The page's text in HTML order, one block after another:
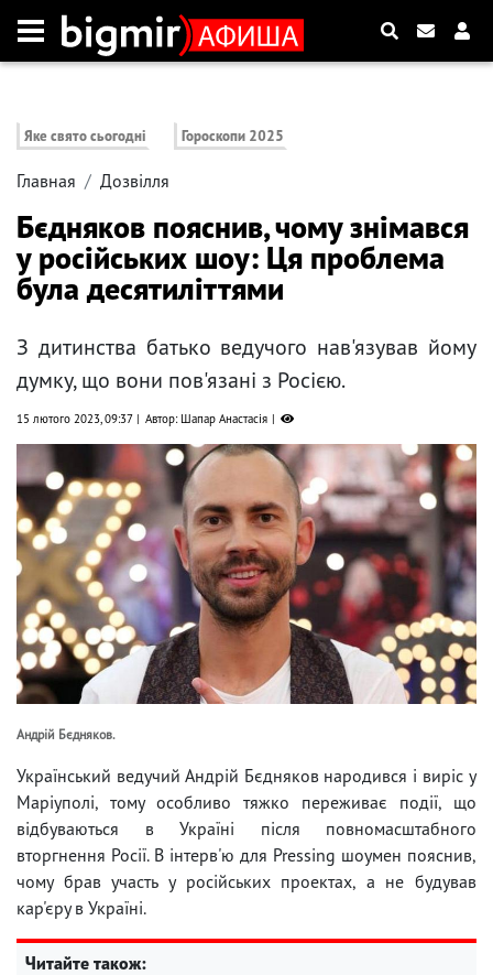
Яке свято сьогодні Гороскопи 2025
Главная Дозвілля
Бєдняков пояснив, чому знімався
у російських шоу: Ця проблема
була десятиліттями
З дитинства батько ведучого нав'язував йому
думку, що вони пов'язані з Росією.
15 лютого 2023, 09:37 Автор: Шапар Анастасія
Андрій Бєдняков.
Український ведучий Андрій Бєдняков народився і виріс у
Маріуполі, тому особливо тяжко переживає події, що
відбуваються в Україні після повномасштабного
вторгнення Росії. В інтерв'ю для Pressing шоумен пояснив,
чому брав участь у російських проектах, а не будував
кар'єру в Україні.
Читайте також: